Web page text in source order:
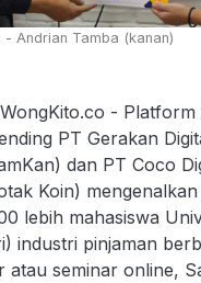
- Andrian Tamba (kanan)
-
PT Gerakan
dan PT Coco
Koin) mengenalkan
lebih mahasiswa
industri pinjaman
atau seminar online,